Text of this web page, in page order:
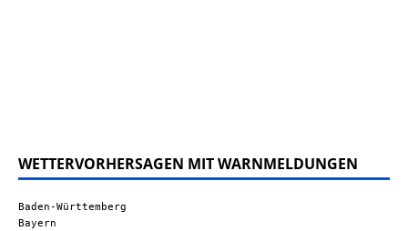
WETTERVORHERSAGEN MIT WARNMELDUNGEN
Baden-Württemberg
Bayern